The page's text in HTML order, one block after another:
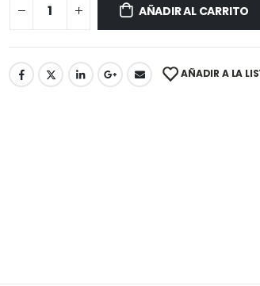
AÑADIR AL CARRITO
AÑADIR A LA